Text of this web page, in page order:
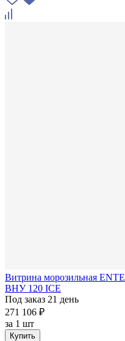
Витрина морозильная
ВНУ 120 ICE
Под заказ 21 день
271 106 ₽
за 1 шт
Купить